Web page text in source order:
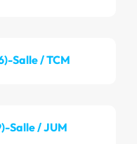
Salle / TCM
Salle / JUM